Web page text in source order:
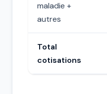
maladie +
autres
Total
cotisations